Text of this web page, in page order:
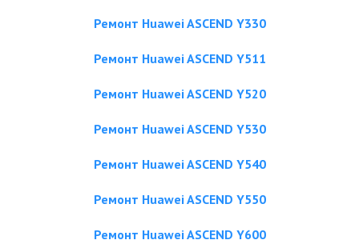
Ремонт Huawei ASCEND Y330
Ремонт Huawei ASCEND Y511
Ремонт Huawei ASCEND Y520
Ремонт Huawei ASCEND Y530
Ремонт Huawei ASCEND Y540
Ремонт Huawei ASCEND Y550
Ремонт Huawei ASCEND Y600